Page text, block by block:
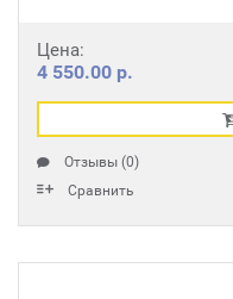
Цена:
4 550.00 р.
Отзывы (0)
Сравнить